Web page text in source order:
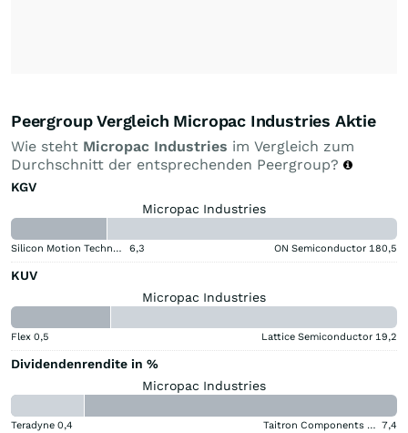
Peergroup Vergleich Micropac Industries Aktie
Wie steht Micropac Industries im Vergleich zum
Durchschnitt der entsprechenden Peergroup?
KGV
Micropac Industries
Silicon Motion Technology Corporation 6,3 ON Semiconductor 180,5
KUV
Micropac Industries
Flex 0,5 Lattice Semiconductor 19,2
Dividendenrendite in %
Micropac Industries
Teradyne 0,4 Taitron Components (A) 7,4